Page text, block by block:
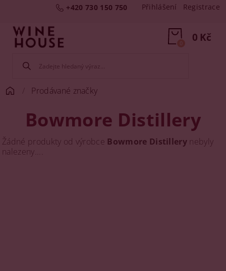
+420 730 150 750 Přihlášení Registrace
0 Kč
0
Prodávané značky
Bowmore Distillery
Žádné produkty od výrobce Bowmore Distillery nebyly
nalezeny....